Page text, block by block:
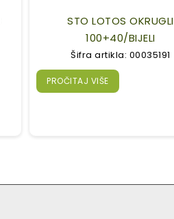
STO LOTOS OKRUGLI
100+40/BIJELI
Šifra artikla: 00035191
PROČITAJ VIŠE